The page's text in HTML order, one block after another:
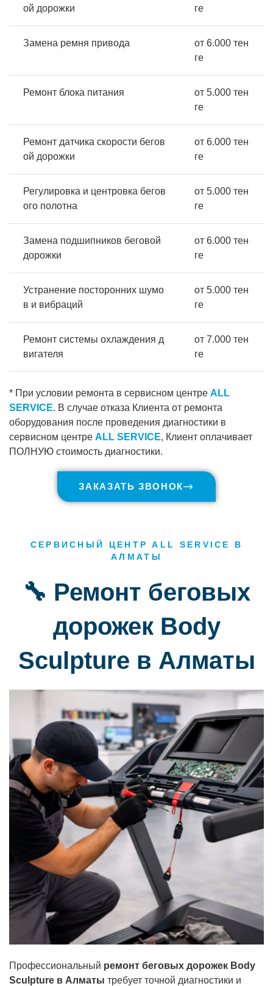
ой дорожки
ге
Замена ремня привода
от 6.000 тен
ге
Ремонт блока питания
от 5.000 тен
ге
Ремонт датчика скорости бегов
ой дорожки
от 6.000 тен
ге
Регулировка и центровка бегов
ого полотна
от 5.000 тен
ге
Замена подшипников беговой
дорожки
от 6.000 тен
ге
Устранение посторонних шумо
в и вибраций
от 5.000 тен
ге
Ремонт системы охлаждения д
вигателя
от 7.000 тен
ге
* При условии ремонта в сервисном центре ALL
SERVICE. В случае отказа Клиента от ремонта
оборудования после проведения диагностики в
сервисном центре ALL SERVICE, Клиент оплачивает
ПОЛНУЮ стоимость диагностики.
ЗАКАЗАТЬ ЗВОНОК
СЕРВИСНЫЙ ЦЕНТР ALL SERVICE В
АЛМАТЫ
🔧 Ремонт беговых
дорожек Body
Sculpture в Алматы
Профессиональный ремонт беговых дорожек Body
Sculpture в Алматы требует точной диагностики и